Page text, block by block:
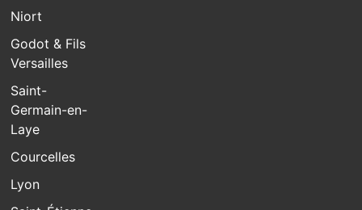
Niort
Godot & Fils
Versailles
Saint-
Germain-en-
Laye
Courcelles
Lyon